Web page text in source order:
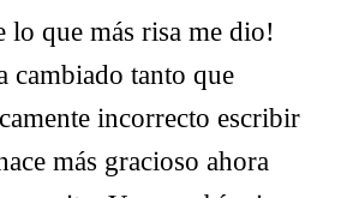
lo que más risa me dio!
cambiado tanto que
incorrecto escribir
más gracioso ahora